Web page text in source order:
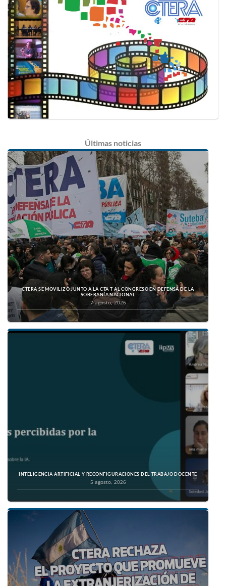
Últimas noticias
CTERA SE MOVILIZÓ JUNTO A LA CTA T AL CONGRESO EN DEFENSA DE LA
SOBERANÍA NACIONAL
7 agosto, 2026
INTELIGENCIA ARTIFICIAL Y RECONFIGURACIONES DEL TRABAJO DOCENTE
5 agosto, 2026